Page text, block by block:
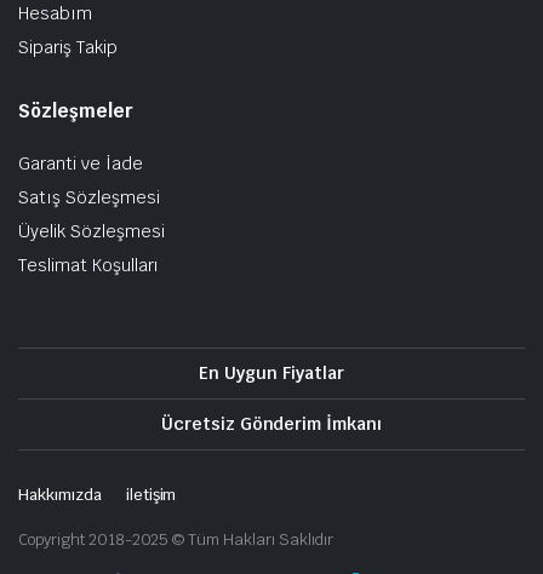
Hesabım
Sipariş Takip
Sözleşmeler
Garanti ve İade
Satış Sözleşmesi
Üyelik Sözleşmesi
Teslimat Koşulları
En Uygun Fiyatlar
Ücretsiz Gönderim İmkanı
Hakkımızda iletişim
Copyright 2018-2025 © Tüm Hakları Saklıdır